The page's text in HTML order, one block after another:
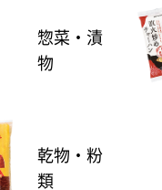
惣菜・漬
物
乾物・粉
類